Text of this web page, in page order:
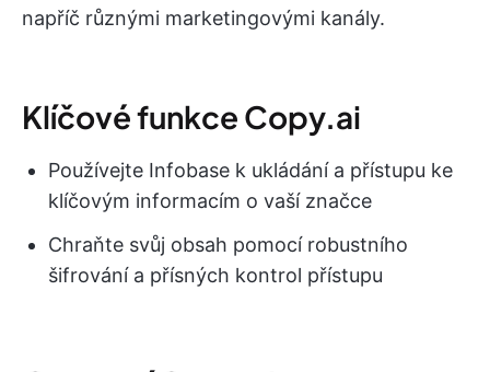
napříč různými marketingovými kanály.
Klíčové funkce Copy.ai
Používejte Infobase k ukládání a přístupu ke
klíčovým informacím o vaší značce
Chraňte svůj obsah pomocí robustního
šifrování a přísných kontrol přístupu